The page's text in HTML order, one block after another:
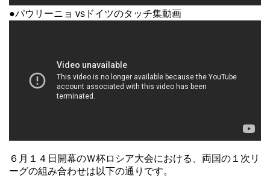
●パウリーニョ vsドイツのタッチ集動画
６月１４日開幕のＷ杯ロシア大会における、両国の１次リ
ーグの組み合わせは以下の通りです。